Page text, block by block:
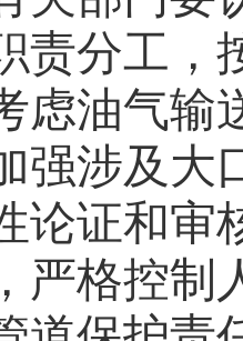
责分工，
虑油气输
强涉及大
论证和审
严格控制